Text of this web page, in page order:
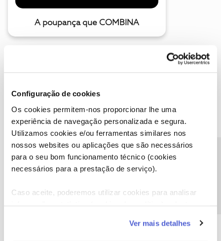
Configuração de cookies
Os cookies permitem-nos proporcionar lhe uma
experiência de navegação personalizada e segura.
Utilizamos cookies e/ou ferramentas similares nos
nossos websites ou aplicações que são necessários
para o seu bom funcionamento técnico (cookies
necessários para a prestação de serviço).
Caso aceite, poderemos utilizar cookies para analisar
funcionalidades (cookies de personalização e
funcionalidade) e adaptar anúncios aos seus interesses
Ver mais detalhes
A poupança que COMBINA
Descubra as novidades de julho